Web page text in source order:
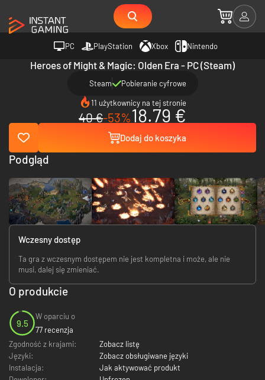
PC PlayStation Xbox Nintendo
Heroes of Might & Magic: Olden Era - PC (Steam)
Steam Pobieranie cyfrowe
11 użytkownicy na tej stronie
40 €-53%18.79 €
Dodaj do koszyka
Wczesny dostęp
Ta gra z wczesnym dostępem nie jest kompletna i może, ale nie
musi, dalej się zmieniać.
O produkcie
9.5
W oparciu o
77 recenzja
Zgodność z krajami:
Zobacz listę
Języki:
Zobacz obsługiwane języki
Instalacja:
Jak aktywować produkt
Podgląd